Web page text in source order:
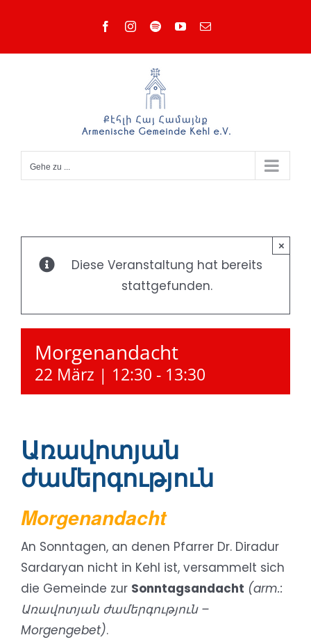
springen
FacebookInstagram
SpotifyYouTube
E-
Gehe zu ...
Diese Veranstaltung hat bereits
stattgefunden.
×
Morgenandacht
22 März | 12:30 - 13:30
Առավոտյան
ժամերգություն
Morgenandacht
An Sonntagen, an denen Pfarrer Dr. Diradur
Sardaryan nicht in Kehl ist, versammelt sich
die Gemeinde zur Sonntagsandacht (arm.:
Առավոտյան ժամերգություն –
Morgengebet).